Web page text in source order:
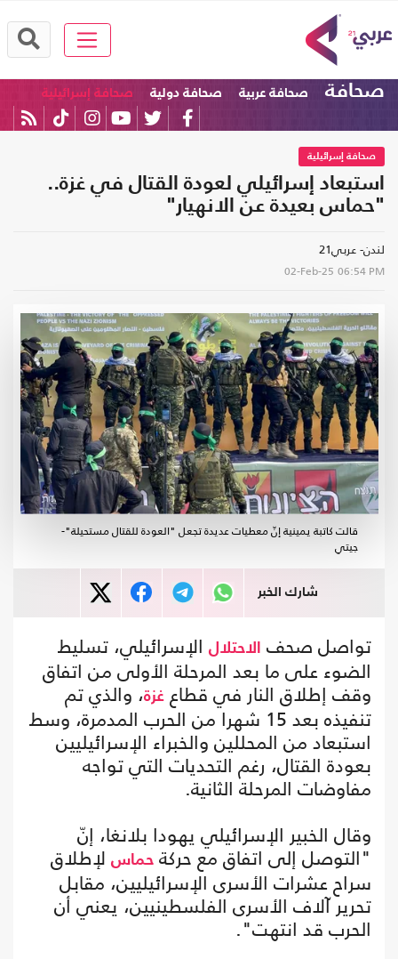
صحافة صحافة عربية صحافة دولية صحافة إسرائيلية
صحافة إسرائيلية
استبعاد إسرائيلي لعودة القتال في غزة..
"حماس بعيدة عن الانهيار"
لندن- عربي21
02-Feb-25 06:54 PM
قالت كاتبة يمينية إنّ معطيات عديدة تجعل "العودة للقتال مستحيلة"-
جيتي
شارك الخبر
تواصل صحف الاحتلال الإسرائيلي، تسليط
الضوء على ما بعد المرحلة الأولى من اتفاق
وقف إطلاق النار في قطاع غزة، والذي تم
تنفيذه بعد 15 شهرا من الحرب المدمرة، وسط
استبعاد من المحللين والخبراء الإسرائيليين
بعودة القتال، رغم التحديات التي تواجه
مفاوضات المرحلة الثانية.
وقال الخبير الإسرائيلي يهودا بلانغا، إنّ
"التوصل إلى اتفاق مع حركة حماس لإطلاق
سراح عشرات الأسرى الإسرائيليين، مقابل
تحرير آلاف الأسرى الفلسطينيين، يعني أن
الحرب قد انتهت".